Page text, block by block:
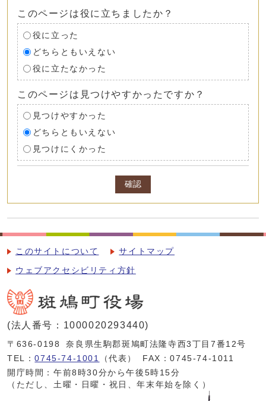
このページは役に立ちましたか？
役に立った
どちらともいえない
役に立たなかった
このページは見つけやすかったですか？
見つけやすかった
どちらともいえない
見つけにくかった
確認
このサイトについて サイトマップ
ウェブアクセシビリティ方針
(法人番号：1000020293440)
〒636-0198
奈良県生駒郡斑鳩町法隆寺西3丁目7番12号
TEL：0745-74-1001 （代表）
FAX：0745-74-1011
開庁時間：午前8時30分から午後5時15分
（ただし、土曜・日曜・祝日、年末年始を除く）